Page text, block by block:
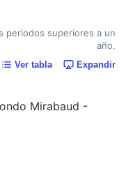
periodos superiores a un
año.
Ver tabla Expandir
Mirabaud -